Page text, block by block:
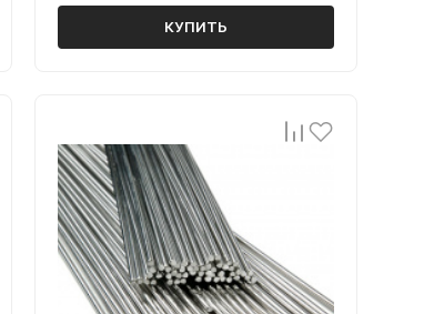
КУПИТЬ